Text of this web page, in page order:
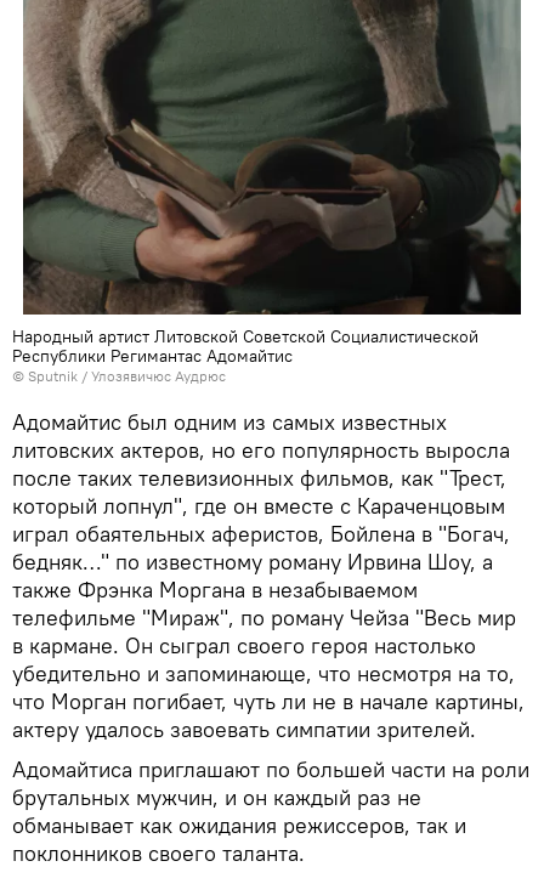
Народный артист Литовской Советской Социалистической
Республики Регимантас Адомайтис
© Sputnik / Улозявичюс Аудрюс
Адомайтис был одним из самых известных
литовских актеров, но его популярность выросла
после таких телевизионных фильмов, как "Трест,
который лопнул", где он вместе с Караченцовым
играл обаятельных аферистов, Бойлена в "Богач,
бедняк…" по известному роману Ирвина Шоу, а
также Фрэнка Моргана в незабываемом
телефильме "Мираж", по роману Чейза "Весь мир
в кармане. Он сыграл своего героя настолько
убедительно и запоминающе, что несмотря на то,
что Морган погибает, чуть ли не в начале картины,
актеру удалось завоевать симпатии зрителей.
Адомайтиса приглашают по большей части на роли
брутальных мужчин, и он каждый раз не
обманывает как ожидания режиссеров, так и
поклонников своего таланта.